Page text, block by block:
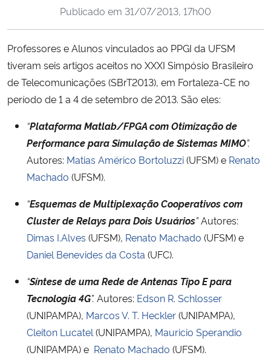
Ministério da Cidadania
Ministério de Minas e Energia
Ministério da Ciência, Tecnologia, Inovações e Comunicações
Ministério do Meio Ambiente
Ministério do Desenvolvimento Regional
Controladoria-Geral da União
Secretaria-Geral
Secretaria de Governo
Publicado em 31/07/2013, 17h00
Professores e Alunos vinculados ao PPGI da UFSM
tiveram seis artigos aceitos no XXXI Simpósio Brasileiro
de Telecomunicações (SBrT2013), em Fortaleza-CE no
período de 1 a 4 de setembro de 2013. São eles:
“Plataforma Matlab/FPGA com Otimização de
Performance para Simulação de Sistemas MIMO”.
Autores: Matias Américo Bortoluzzi(UFSM) e Renato
Machado (UFSM).
“Esquemas de Multiplexação Cooperativos com
Cluster de Relays para Dois Usuários”Autores:
Dimas I.Alves (UFSM), Renato Machado (UFSM) e
Daniel Benevides da Costa (UFC).
“Síntese de uma Rede de Antenas Tipo E para
Tecnologia 4G”.Autores: Edson R. Schlosser
(UNIPAMPA), Marcos V. T. Heckler(UNIPAMPA),
Cleiton Lucatel (UNIPAMPA), Mauricio Sperandio
(UNIPAMPA) e Renato Machado (UFSM).